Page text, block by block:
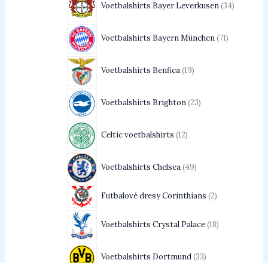
Voetbalshirts Bayer Leverkusen 34
Voetbalshirts Bayern München 71
Voetbalshirts Benfica 19
Voetbalshirts Brighton 23
Celtic voetbalshirts 12
Voetbalshirts Chelsea 49
Futbalové dresy Corinthians 2
Voetbalshirts Crystal Palace 18
Voetbalshirts Dortmund 33